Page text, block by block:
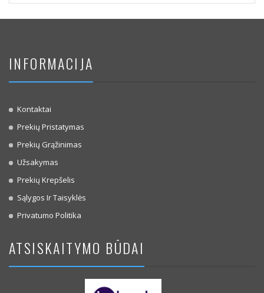
INFORMACIJA
Kontaktai
Prekių Pristatymas
Prekių Grąžinimas
Užsakymas
Prekių Krepšelis
Sąlygos Ir Taisyklės
Privatumo Politika
ATSISKAITYMO BŪDAI